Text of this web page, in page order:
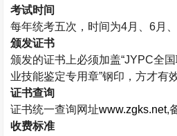
考试时间
每年统考五次，时间为4月、6月
颁发证书
颁发的证书上必须加盖“JYPC全
业技能鉴定专用章”钢印，方才有效
证书查询
证书统一查询网址www.zgks.net,
收费标准